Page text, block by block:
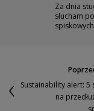
Za dnia
słucham
Sustainability alert:
na